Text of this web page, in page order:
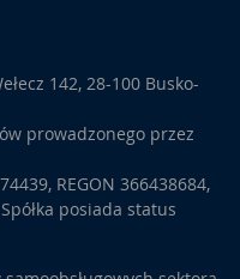
142, 28-100 Busko-
prowadzonego przez
REGON 366438684,
posiada status